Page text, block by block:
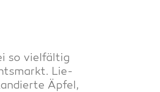
so viel­fäl­tig
Lie­
Äpfel,